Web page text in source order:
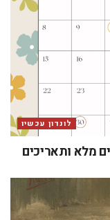
לונדון עכשיו